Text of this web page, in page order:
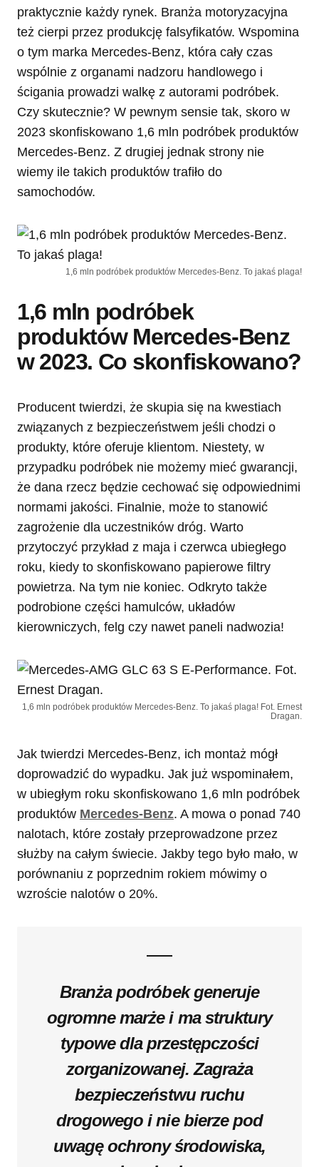
praktycznie każdy rynek. Branża motoryzacyjna
też cierpi przez produkcję falsyfikatów. Wspomina
o tym marka Mercedes-Benz, która cały czas
wspólnie z organami nadzoru handlowego i
ścigania prowadzi walkę z autorami podróbek.
Czy skutecznie? W pewnym sensie tak, skoro w
2023 skonfiskowano 1,6 mln podróbek produktów
Mercedes-Benz. Z drugiej jednak strony nie
wiemy ile takich produktów trafiło do
samochodów.
1,6 mln podróbek produktów Mercedes-Benz. To jakaś plaga!
1,6 mln podróbek
produktów Mercedes-Benz
w 2023. Co skonfiskowano?
Producent twierdzi, że skupia się na kwestiach
związanych z bezpieczeństwem jeśli chodzi o
produkty, które oferuje klientom. Niestety, w
przypadku podróbek nie możemy mieć gwarancji,
że dana rzecz będzie cechować się odpowiednimi
normami jakości. Finalnie, może to stanowić
zagrożenie dla uczestników dróg. Warto
przytoczyć przykład z maja i czerwca ubiegłego
roku, kiedy to skonfiskowano papierowe filtry
powietrza. Na tym nie koniec. Odkryto także
podrobione części hamulców, układów
kierowniczych, felg czy nawet paneli nadwozia!
1,6 mln podróbek produktów Mercedes-Benz. To jakaś plaga! Fot. Ernest
Dragan.
Jak twierdzi Mercedes-Benz, ich montaż mógł
doprowadzić do wypadku. Jak już wspominałem,
w ubiegłym roku skonfiskowano 1,6 mln podróbek
produktów Mercedes-Benz. A mowa o ponad 740
nalotach, które zostały przeprowadzone przez
służby na całym świecie. Jakby tego było mało, w
porównaniu z poprzednim rokiem mówimy o
wzroście nalotów o 20%.
Branża podróbek generuje
ogromne marże i ma struktury
typowe dla przestępczości
zorganizowanej. Zagraża
bezpieczeństwu ruchu
drogowego i nie bierze pod
uwagę ochrony środowiska,